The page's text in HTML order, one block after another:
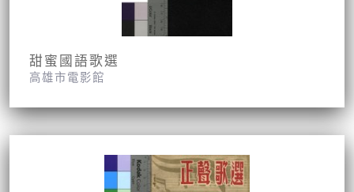
甜蜜國語歌選
高雄市電影館